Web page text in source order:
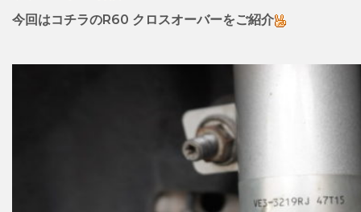
今回はコチラのR60 クロスオーバーをご紹介